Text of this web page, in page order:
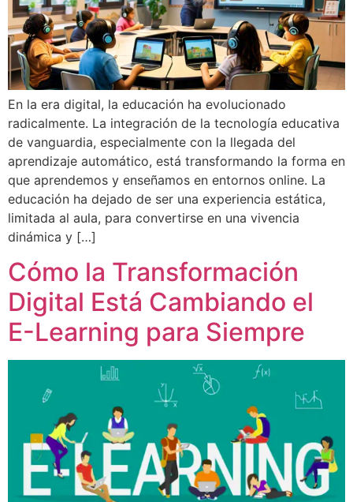
En la era digital, la educación ha evolucionado
radicalmente. La integración de la tecnología educativa
de vanguardia, especialmente con la llegada del
aprendizaje automático, está transformando la forma en
que aprendemos y enseñamos en entornos online. La
educación ha dejado de ser una experiencia estática,
limitada al aula, para convertirse en una vivencia
dinámica y […]
Cómo la Transformación
Digital Está Cambiando el
E-Learning para Siempre